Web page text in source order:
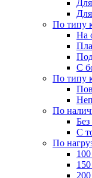
По типу
На
С
По типу
По
Без
С
По